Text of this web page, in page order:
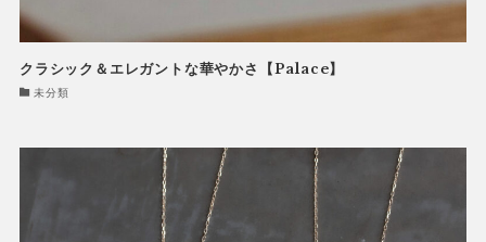
クラシック＆エレガントな華やかさ【Palace】
未分類